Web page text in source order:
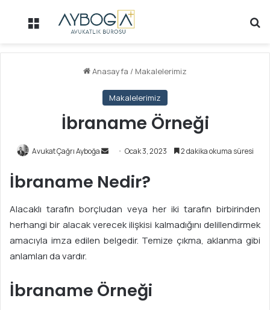
Menü
Anasayfa / Makalelerimiz
Makalelerimiz
İbraname Örneği
Avukat Çağrı Ayboğa
B
r
-
p
o
g
Ocak 3, 2023 2 dakika okuma süresi
İbraname Nedir?
Alacaklı tarafın borçludan veya her iki tarafın birbirinden
herhangi bir alacak verecek ilişkisi kalmadığını delillendirmek
amacıyla imza edilen belgedir. Temize çıkma, aklanma gibi
anlamları da vardır.
İbraname Örneği